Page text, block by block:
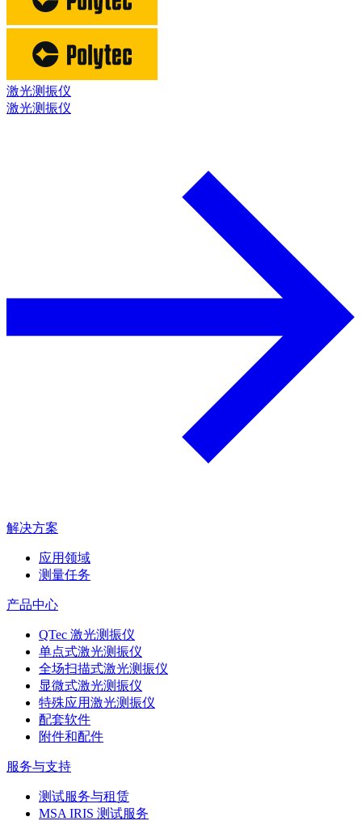
激光测振仪
激光测振仪
解决方案
应用领域
测量任务
产品中心
QTec 激光测振仪
单点式激光测振仪
全场扫描式激光测振仪
显微式激光测振仪
特殊应用激光测振仪
配套软件
附件和配件
服务与支持
测试服务与租赁
MSA IRIS 测试服务